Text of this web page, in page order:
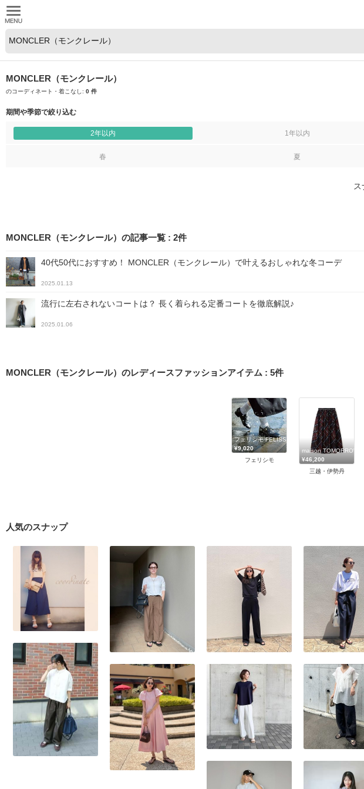
MONCLER（モンクレール）
のコーディネート・着こなし: 0 件
期間や季節で絞り込む
2年以内 1年以内
春 夏
MONCLER（モンクレール）の記事一覧 : 2件
40代50代におすすめ！ MONCLER（モンクレール）で叶えるおしゃれな冬コーデ
2025.01.13
流行に左右されないコートは？ 長く着られる定番コートを徹底解説♪
2025.01.06
MONCLER（モンクレール）のレディースファッションアイテム : 5件
フェリシモ FELISSIMO
¥9,020
フェリシモ
maison
¥46,200
三越・伊勢丹
人気のスナップ